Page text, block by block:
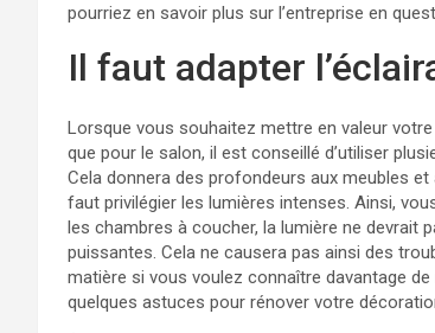
pourriez en savoir plus sur l’entreprise en
Il faut adapter
Lorsque vous souhaitez mettre en valeur
que pour le salon, il est conseillé d’utiliser
Cela donnera des profondeurs aux meubles et
faut privilégier les lumières intenses. Ainsi,
les chambres à coucher, la lumière ne devrait
puissantes. Cela ne causera pas ainsi des
matière si vous voulez connaître davantage
quelques astuces pour rénover votre